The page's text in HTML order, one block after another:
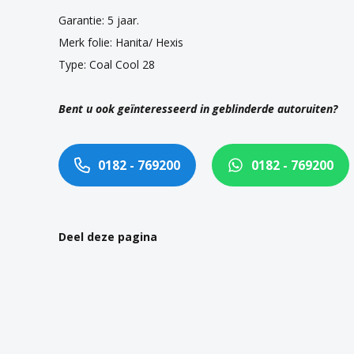
Garantie: 5 jaar.
Merk folie: Hanita/ Hexis
Type: Coal Cool 28
Bent u ook geïnteresseerd in geblinderde autoruiten?
0182 - 769200 0182 - 769200
Deel deze pagina